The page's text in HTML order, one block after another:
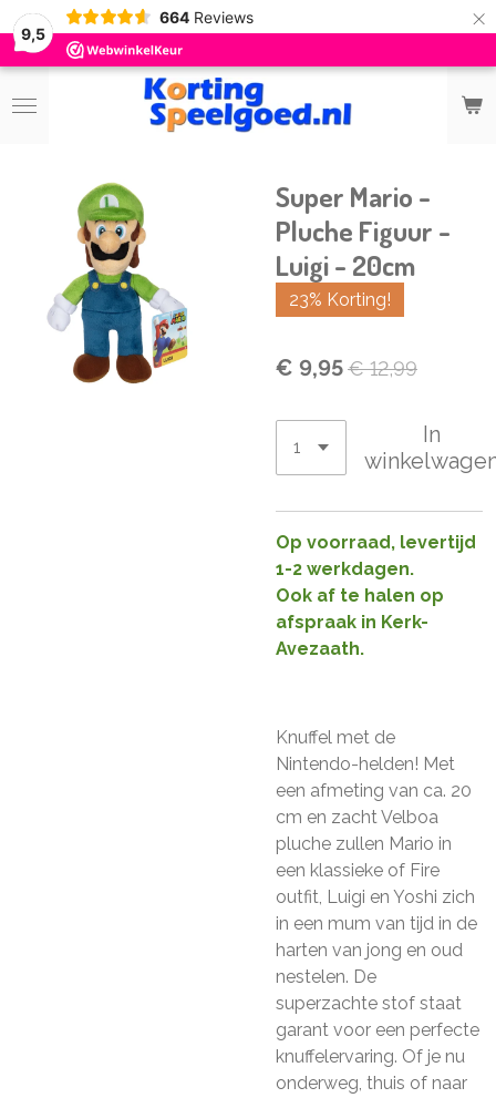
9,5
664 Reviews ×
Super Mario -
Pluche Figuur -
Luigi - 20cm
23% Korting!
€ 9,95€ 12,99
In
Op voorraad, levertijd
1-2 werkdagen.
Ook af te halen op
afspraak in Kerk-
Avezaath.
Knuffel met de
Nintendo-helden! Met
een afmeting van ca. 20
cm en zacht Velboa
pluche zullen Mario in
een klassieke of Fire
outfit, Luigi en Yoshi zich
in een mum van tijd in de
harten van jong en oud
nestelen. De
superzachte stof staat
garant voor een perfecte
knuffelervaring. Of je nu
onderweg, thuis of naar